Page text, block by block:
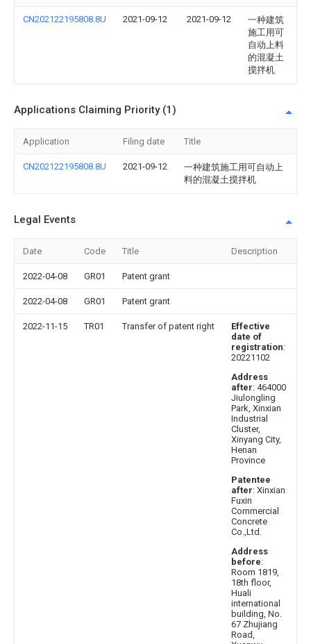
CN202122195808.8U 2021-09-12 2021-09-12
一种建筑
施工用可
自动上料
的混凝土
搅拌机
Applications Claiming Priority (1)
Application Filing date Title
CN202122195808.8U 2021-09-12
一种建筑施工用可自动上
料的混凝土搅拌机
Legal Events
Date Code Title Description
2022-04-08 GR01 Patent grant
2022-04-08 GR01 Patent grant
2022-11-15 TR01 Transfer of patent right
Effective
date of
registration:
20221102
Address
after: 464000
Jiulongling
Park, Xinxian
Industrial
Cluster,
Xinyang City,
Henan
Province
Patentee
after: Xinxian
Fuxin
Commercial
Concrete
Co.,Ltd.
Address
before:
Room 1819,
18th floor,
Huali
international
building, No.
67 Zhujiang
Road,